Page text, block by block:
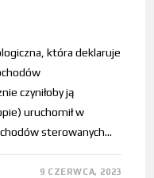
która deklaruje
czyniłoby ją
uruchomił w
sterowanych…
9 CZERWCA, 2023